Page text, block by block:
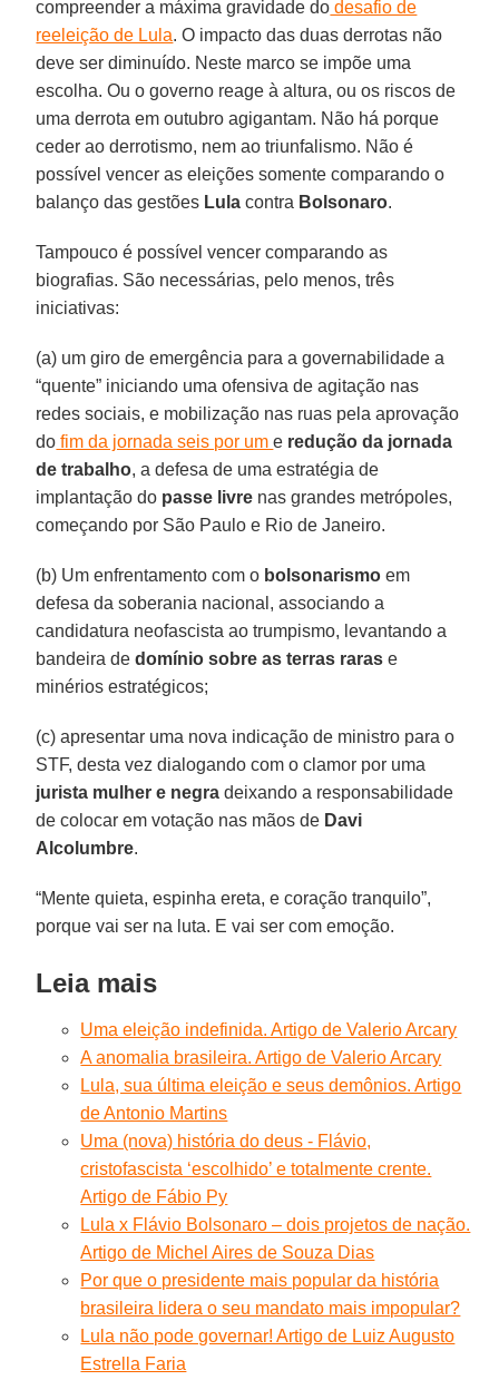
compreender a máxima gravidade do desafio de
reeleição de Lula. O impacto das duas derrotas não
deve ser diminuído. Neste marco se impõe uma
escolha. Ou o governo reage à altura, ou os riscos de
uma derrota em outubro agigantam. Não há porque
ceder ao derrotismo, nem ao triunfalismo. Não é
possível vencer as eleições somente comparando o
balanço das gestões Lula contra Bolsonaro.
Tampouco é possível vencer comparando as
biografias. São necessárias, pelo menos, três
iniciativas:
(a) um giro de emergência para a governabilidade a
“quente” iniciando uma ofensiva de agitação nas
redes sociais, e mobilização nas ruas pela aprovação
do fim da jornada seis por ume redução da jornada
de trabalho, a defesa de uma estratégia de
implantação do passe livre nas grandes metrópoles,
começando por São Paulo e Rio de Janeiro.
(b) Um enfrentamento com o bolsonarismo em
defesa da soberania nacional, associando a
candidatura neofascista ao trumpismo, levantando a
bandeira dedomínio sobre as terras raras e
minérios estratégicos;
(c) apresentar uma nova indicação de ministro para o
STF, desta vez dialogando com o clamor por uma
jurista mulher e negra deixando a responsabilidade
de colocar em votação nas mãos de Davi
Alcolumbre.
“Mente quieta, espinha ereta, e coração tranquilo”,
porque vai ser na luta. E vai ser com emoção.
Leia mais
Uma eleição indefinida. Artigo de Valerio Arcary
A anomalia brasileira. Artigo de Valerio Arcary
Lula, sua última eleição e seus demônios. Artigo
de Antonio Martins
Uma (nova) história do deus - Flávio,
cristofascista ‘escolhido’ e totalmente crente.
Artigo de Fábio Py
Lula x Flávio Bolsonaro – dois projetos de nação.
Artigo de Michel Aires de Souza Dias
Por que o presidente mais popular da história
brasileira lidera o seu mandato mais impopular?
Lula não pode governar! Artigo de Luiz Augusto
Estrella Faria